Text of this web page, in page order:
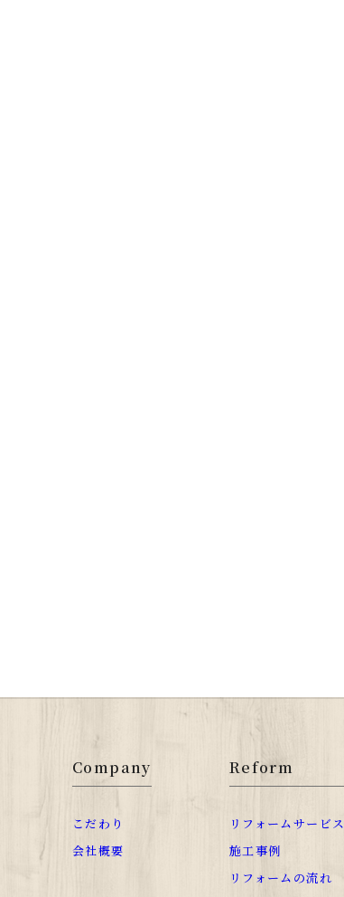
Company
こだわり
会社概要
Reform
リフォームサービス
施工事例
リフォームの流れ